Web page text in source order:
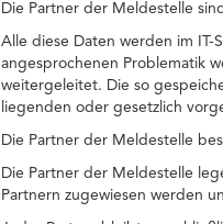
Die Partner der Meldestelle
Alle diese Daten werden im
angesprochenen Problematik
weitergeleitet. Die so
liegenden oder gesetzlich
Die Partner der Meldestelle
Die Partner der Meldestelle
Partnern zugewiesen werden